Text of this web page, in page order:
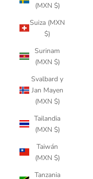
(MXN $)
Suiza (MXN
$)
Surinam
(MXN $)
Svalbard y
Jan Mayen
(MXN $)
Tailandia
(MXN $)
Taiwán
(MXN $)
Tanzania